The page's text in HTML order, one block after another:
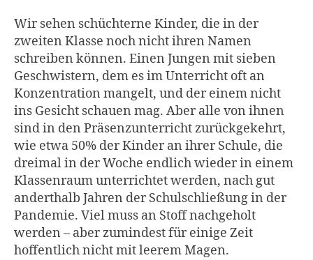
Wir sehen schüchterne Kinder, die in der
zweiten Klasse noch nicht ihren Namen
schreiben können. Einen Jungen mit sieben
Geschwistern, dem es im Unterricht oft an
Konzentration mangelt, und der einem nicht
ins Gesicht schauen mag. Aber alle von ihnen
sind in den Präsenzunterricht zurückgekehrt,
wie etwa 50% der Kinder an ihrer Schule, die
dreimal in der Woche endlich wieder in einem
Klassenraum unterrichtet werden, nach gut
anderthalb Jahren der Schulschließung in der
Pandemie. Viel muss an Stoff nachgeholt
werden – aber zumindest für einige Zeit
hoffentlich nicht mit leerem Magen.